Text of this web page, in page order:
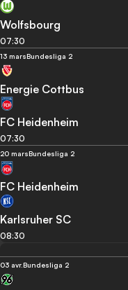
Wolfsbourg
07:30
13 marsBundesliga 2
Energie Cottbus
FC Heidenheim
07:30
20 marsBundesliga 2
FC Heidenheim
Karlsruher SC
08:30
03 avr.Bundesliga 2